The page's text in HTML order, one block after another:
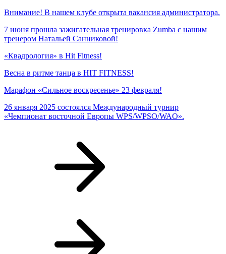
Внимание! В нашем клубе открыта вакансия администратора.
7 июня прошла зажигательная тренировка Zumba с нашим
тренером Натальей Санниковой!
«Квадрология» в Hit Fitness!
Весна в ритме танца в HIT FITNESS!
Марафон «Сильное воскресенье» 23 февраля!
26 января 2025 состоялся Международный турнир
«Чемпионат восточной Европы WPS/WPSO/WAO».